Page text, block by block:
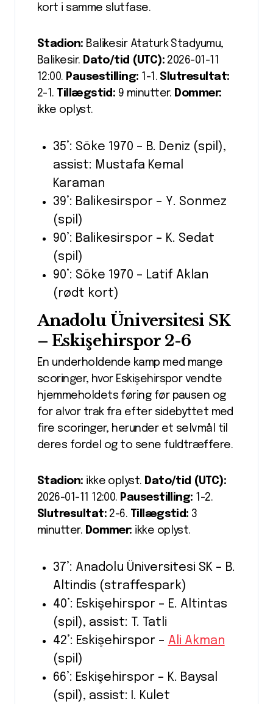
kort i samme slutfase.
Stadion: Balikesir Ataturk Stadyumu,
Balikesir. Dato/tid (UTC):2026-01-11
12:00. Pausestilling: 1-1. Slutresultat:
2-1. Tillægstid: 9 minutter. Dommer:
ikke oplyst.
35’: Söke 1970 – B. Deniz (spil),
assist: Mustafa Kemal
Karaman
39’: Balikesirspor – Y. Sonmez
(spil)
90’: Balikesirspor – K. Sedat
(spil)
90’: Söke 1970 – Latif Aklan
(rødt kort)
Anadolu Üniversitesi SK
– Eskişehirspor 2-6
En underholdende kamp med mange
scoringer, hvor Eskişehirspor vendte
hjemmeholdets føring før pausen og
for alvor trak fra efter sidebyttet med
fire scoringer, herunder et selvmål til
deres fordel og to sene fuldtræffere.
Stadion: ikke oplyst. Dato/tid (UTC):
2026-01-11 12:00. Pausestilling: 1-2.
Slutresultat:2-6. Tillægstid: 3
minutter. Dommer: ikke oplyst.
37’: Anadolu Üniversitesi SK – B.
Altindis (straffespark)
40’: Eskişehirspor – E. Altintas
(spil), assist: T. Tatli
42’: Eskişehirspor – Ali Akman
(spil)
66’: Eskişehirspor – K. Baysal
(spil), assist: I. Kulet